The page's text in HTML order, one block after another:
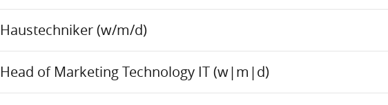
Haustechniker (w/m/d)
Head of Marketing Technology IT (w|m|d)